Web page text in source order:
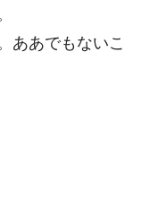
ああでもないこ